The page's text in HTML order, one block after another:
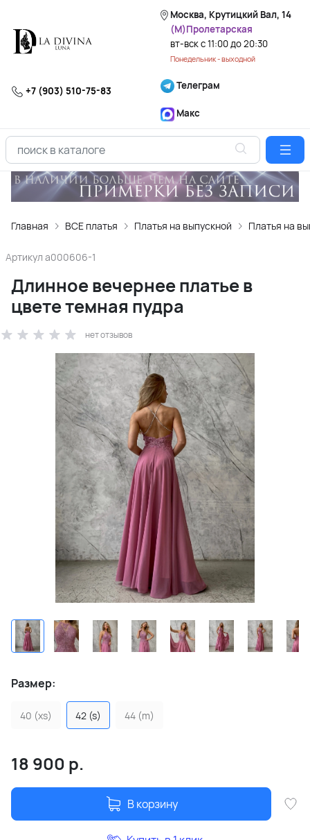
Москва, Крутицкий Вал, 14
(М)Пролетарская
вт-вск с 11:00 до 20:30
Понедельник - выходной
+7 (903) 510-75-83 Телеграм
Макс
Главная ВСЕ платья Платья на выпускной Платья на
Артикул a000606-1
Длинное вечернее платье в
цвете темная пудра
нет отзывов
Размер:
40 (xs) 42 (s) 44 (m)
18 900 р.
В корзину